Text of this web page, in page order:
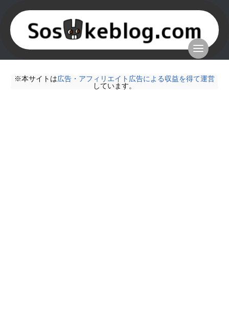
※本サイトは広告・アフィリエイト広告による収益を得て運営
しています。